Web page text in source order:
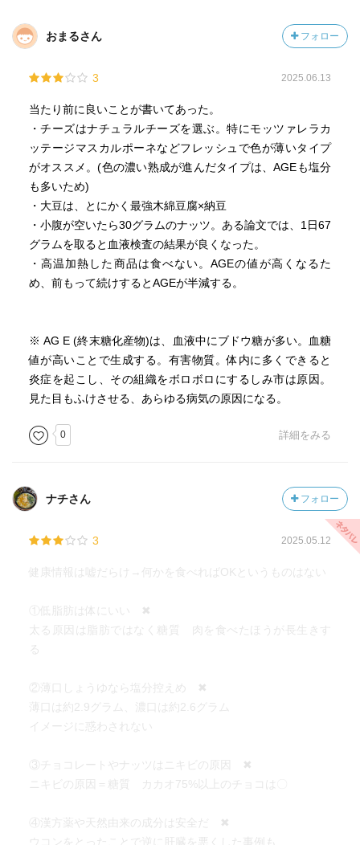
る
維は極小
嘘 低脂肪、１日30品目（2000年に厚労省指針から削除・
甘酒＝ほぼ糖質 発酵食品（キムチ、漬物）＝塩分多い
リンゴ酢、黒酢（口当たりよくする多量の砂糖）
×頭脳労働には甘いものが必要 仕事中に糖質を必要とする
のは山岳救助隊だけ
ニキビ、吹き出物→糖質を減らすべき チョコ、ナッツは
関係なし
米＝ソウルフード（アメリカ人のピザ、コーラ、ハンバー
ガーと同じ）
牛乳 牛への抗生物質多・高温殺菌で乳酸菌などの栄養素
ラクトアイス、コーヒーミルク 植物油脂（トランス脂肪
酸） 植物油脂と水に乳化剤
エネルギーを使う順番
食べた糖質（ブドウ糖と酸素からATP）→ブドウ糖がなくな
→筋肉や肝臓のグリコーゲン→脂肪（脂肪酸がベータ酸化
おまるさん フォロー
3 2025.06.13
当たり前に良いことが書いてあった。
・チーズはナチュラルチーズを選ぶ。特にモッツァレラカ
ッテージマスカルポーネなどフレッシュで色が薄いタイプ
がオススメ。(色の濃い熟成が進んだタイプは、AGEも塩分
も多いため)
・大豆は、とにかく最強木綿豆腐×納豆
・小腹が空いたら30グラムのナッツ。ある論文では、1日67
グラムを取ると血液検査の結果が良くなった。
・高温加熱した商品は食べない。AGEの値が高くなるた
め、前もって続けするとAGEが半減する。
※ AG E (終末糖化産物)は、血液中にブドウ糖が多い。血糖
値が高いことで生成する。有害物質。体内に多くできると
炎症を起こし、その組織をボロボロにするしみ市は原因。
見た目もふけさせる、あらゆる病気の原因になる。
0 詳細をみる
ナチさん フォロー
3 2025.05.12
健康情報は嘘だらけ→何かを食べればOKというものはない
①低脂肪は体にいい ✖
太る原因は脂肪ではなく糖質 肉を食べたほうが長生きす
る
②薄口しょうゆなら塩分控えめ ✖
薄口は約2.9グラム、濃口は約2.6グラム
イメージに惑わされない
③チョコレートやナッツはニキビの原因 ✖
ニキビの原因＝糖質 カカオ75%以上のチョコは〇
④漢方薬や天然由来の成分は安全だ ✖
ウコンをとったことで逆に肝臓を悪くした事例も